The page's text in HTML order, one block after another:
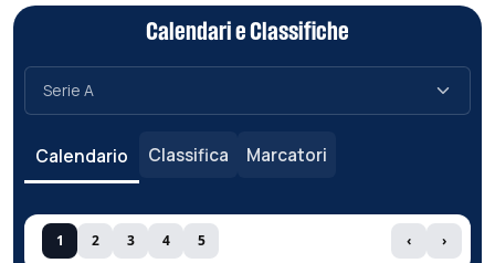
Calendari e Classifiche
Calendario Classifica Marcatori
1 2 3 4 5 ‹ ›